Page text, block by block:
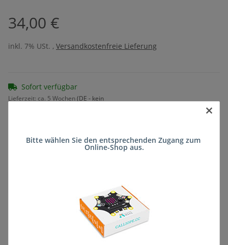
34,00 €
inkl. 7% USt. , Versandkostenfreie Lieferung
Sofort verfügbar
Lieferzeit: ca. 5 Wochen(DE - kein
Frage zum Artikel
×
Bitte wählen Sie den entsprechenden Zugang zum
Online-Shop aus.